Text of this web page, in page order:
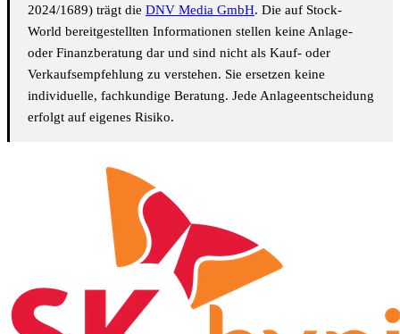
2024/1689) trägt die DNV Media GmbH. Die auf Stock-
World bereitgestellten Informationen stellen keine Anlage-
oder Finanzberatung dar und sind nicht als Kauf- oder
Verkaufsempfehlung zu verstehen. Sie ersetzen keine
individuelle, fachkundige Beratung. Jede Anlageentscheidung
erfolgt auf eigenes Risiko.